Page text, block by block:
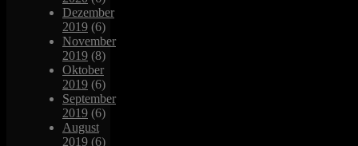
Dezember
2019 (6)
November
2019 (8)
Oktober
2019 (6)
September
2019 (6)
August
2019 (6)